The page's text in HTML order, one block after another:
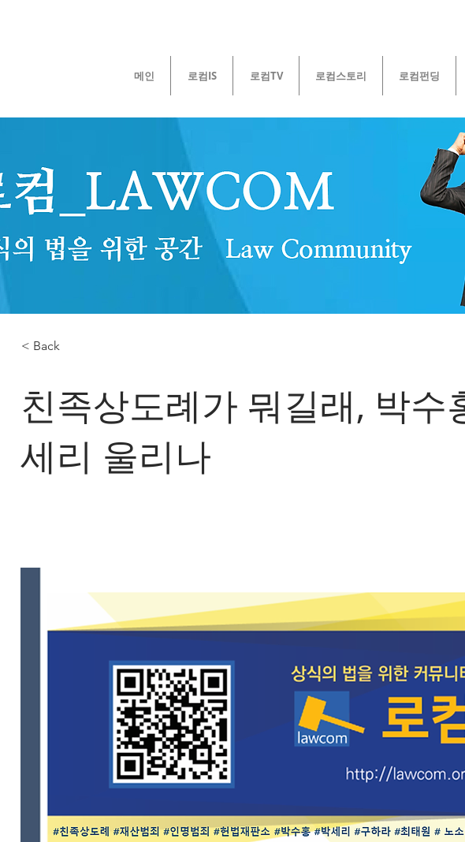
메인 로컴IS 로컴TV 로컴스토리 로컴펀딩
< Back
친족상도례가 뭐길래, 박수
세리 울리나